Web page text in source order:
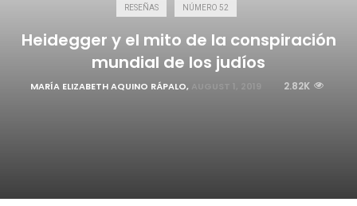
RESEÑAS NÚMERO 52
Heidegger y el mito de la conspiración
mundial de los judíos
MARÍA ELIZABETH AQUINO RÁPALO, 2.82K